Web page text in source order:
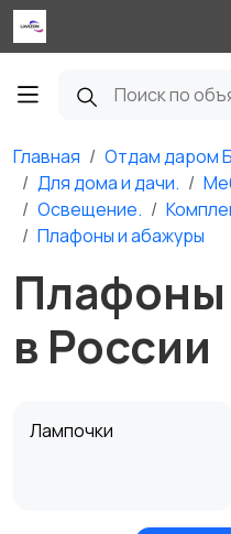
Главная Отдам даром
Для дома и дачи.
Освещение.
Плафоны и абажуры
Плафоны
в России
Лампочки